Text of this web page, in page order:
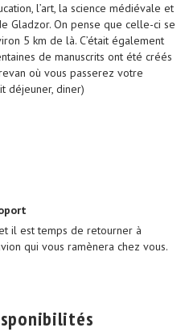
l’art, la science médiévale et
Gladzor. On pense que celle-ci se
5 km de là. C’était également
de manuscrits ont été créés
où vous passerez votre
déjeuner, diner)
il est temps de retourner à
qui vous ramènera chez vous.